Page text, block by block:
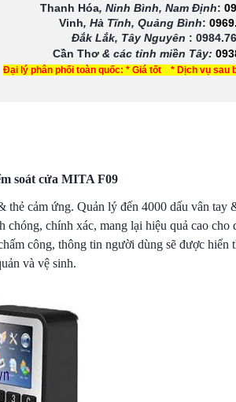
Thanh Hóa, Ninh Bình, Nam Định:
Vinh, Hà Tĩnh, Quảng Bình:
Đắk Lắk, Tây Nguyên :
Cần Thơ & các tỉnh miền Tây:
Đại lý phân phối toàn quốc: * Giá tốt * Dịch vụ sau
soát cửa MITA F09
cảm ứng. Quản lý đến 4000 dấu vân tay
chính xác, mang lại hiệu quả cao cho
công, thông tin người dùng sẽ được hiển
và vệ sinh.